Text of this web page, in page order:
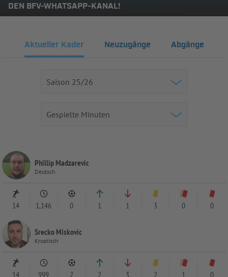
DEN BFV-WHATSAPP-KANAL!
Aktueller Kader Neuzugänge Abgänge
Phillip Madzarevic
Deutsch
14 1,146 0 1 1 3 0 0
Srecko Miskovic
Kroatisch
14 999 2 2 3 2 1 0